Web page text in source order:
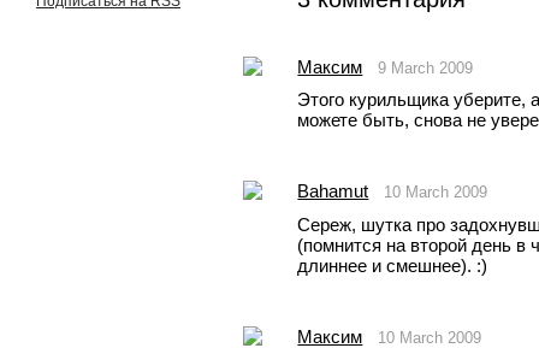
Максим 9 March 2009
Этого курильщика уберите,
можете быть, снова не
Bahamut 10 March 2009
Сереж, шутка про
(помнится на второй день в
длиннее и смешнее). :)
Максим 10 March 2009